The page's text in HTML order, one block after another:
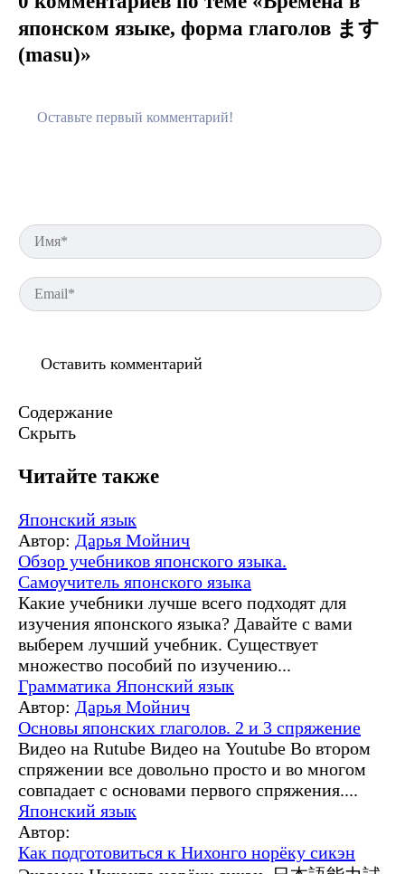
японском языке, форма глаголов ます
(masu)»
Содержание
Скрыть
Читайте также
Японский язык
Автор: Дарья Мойнич
Обзор учебников японского языка.
Самоучитель японского языка
Какие учебники лучше всего подходят для
изучения японского языка? Давайте с вами
выберем лучший учебник. Существует
множество пособий по изучению...
Грамматика Японский язык
Автор: Дарья Мойнич
Основы японских глаголов. 2 и 3 спряжение
Видео на Rutube Видео на Youtube Во втором
спряжении все довольно просто и во многом
совпадает с основами первого спряжения....
Японский язык
Автор:
Как подготовиться к Нихонго норёку сикэн